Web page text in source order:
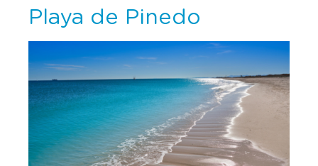
Playa de Pinedo